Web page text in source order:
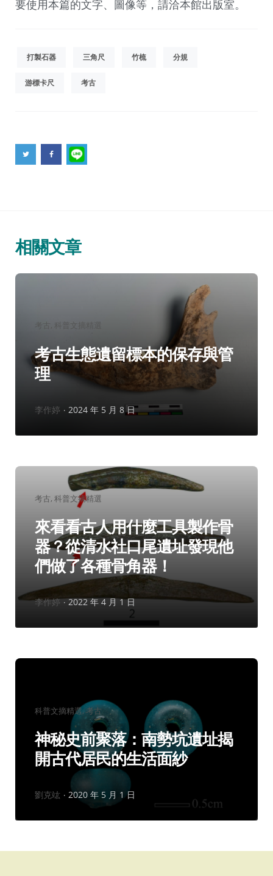
要使用本篇的文字、圖像等，請洽本館出版室。
打製石器 三角尺 竹梳 分規
游標卡尺 考古
相關文章
分 科普文摘精選
考古生態遺留標本的保存與管
理
作
李作婷 2024 年 5 月 8 日
分
類：
考古 科普文摘精選
來看看古人用什麼工具製作骨
器？從清水社口尾遺址發現他
們做了各種骨角器！
作
李作婷 2022 年 4 月 1 日
分
類：
科普文摘精選 考古
神秘史前聚落：南勢坑遺址揭
開古代居民的生活面紗
作
劉克竑 2020 年 5 月 1 日